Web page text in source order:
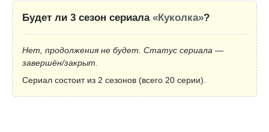
Будет ли 3 сезон сериала «Куколка»?
Нет, продолжения не будет. Статус сериала —
завершён/закрыт.
Сериал состоит из 2 сезонов (всего 20 серии).